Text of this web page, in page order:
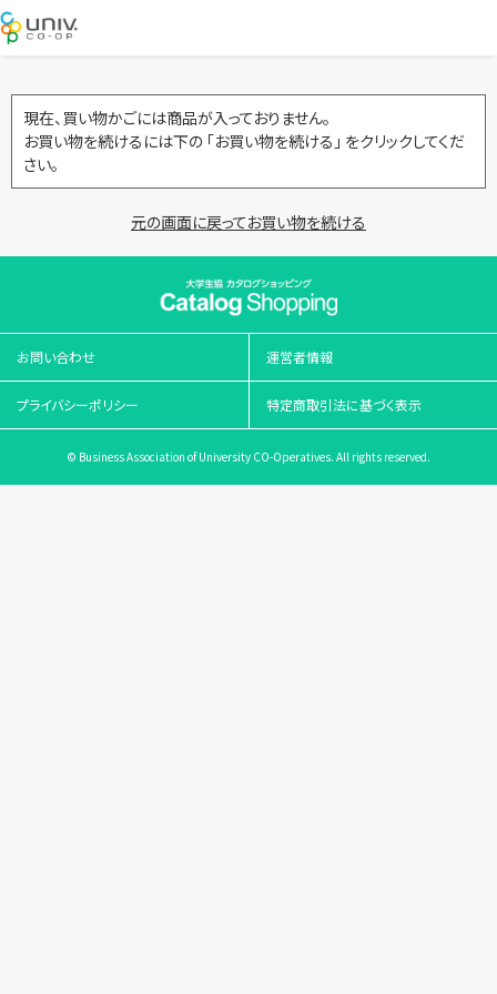
現在、買い物かごには商品が入っておりません。
お買い物を続けるには下の 「お買い物を続ける」 をクリックしてくだ
さい。
元の画面に戻ってお買い物を続ける
お問い合わせ 運営者情報
プライバシーポリシー 特定商取引法に基づく表示
© Business Association of University CO-Operatives. All rights reserved.